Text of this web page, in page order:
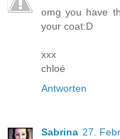
omg you have
your coat:D
xxx
chloé
Antworten
Sabrina 27.